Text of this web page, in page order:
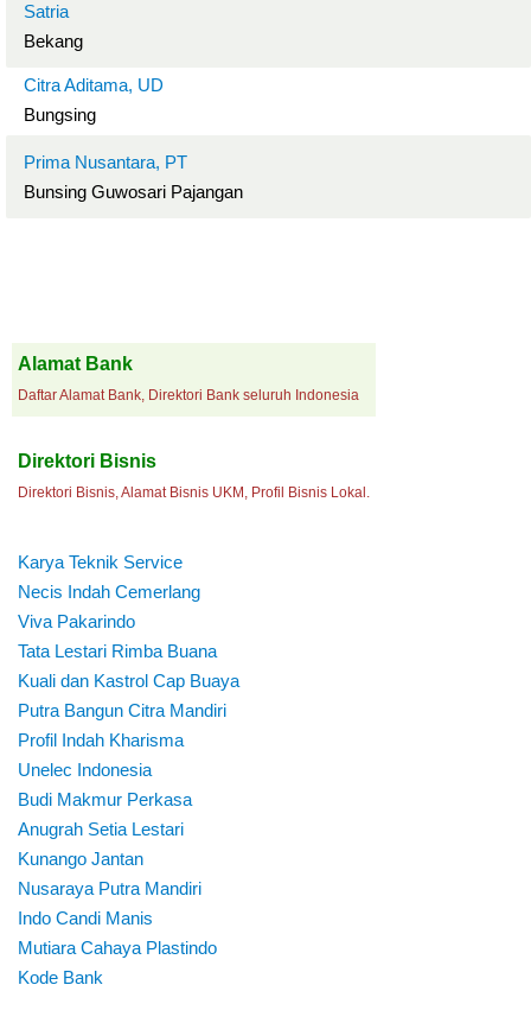
Satria
Bekang
Citra Aditama, UD
Bungsing
Prima Nusantara, PT
Bunsing Guwosari Pajangan
Alamat Bank
Daftar Alamat Bank, Direktori Bank seluruh Indonesia
Direktori Bisnis
Direktori Bisnis, Alamat Bisnis UKM, Profil Bisnis Lokal.
Karya Teknik Service
Necis Indah Cemerlang
Viva Pakarindo
Tata Lestari Rimba Buana
Kuali dan Kastrol Cap Buaya
Putra Bangun Citra Mandiri
Profil Indah Kharisma
Unelec Indonesia
Budi Makmur Perkasa
Anugrah Setia Lestari
Kunango Jantan
Nusaraya Putra Mandiri
Indo Candi Manis
Mutiara Cahaya Plastindo
Kode Bank